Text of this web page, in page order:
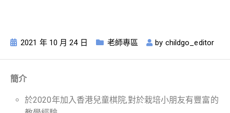
2021 年 10 月 24 日 老師專區 by childgo_editor
簡介
於2020年加入香港兒童棋院,對於栽培小朋友有豐富的